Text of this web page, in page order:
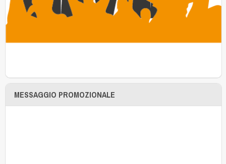
MESSAGGIO PROMOZIONALE